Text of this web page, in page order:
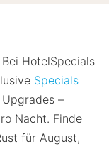
HotelSpecials
Specials
–
Nacht. Finde
für August,